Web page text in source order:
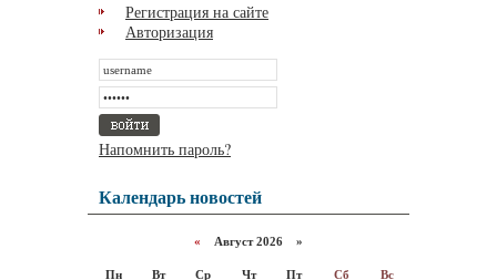
Регистрация на сайте
Авторизация
Напомнить пароль?
Календарь новостей
« Август 2026 »
Пн Вт Ср Чт Пт Сб Вс